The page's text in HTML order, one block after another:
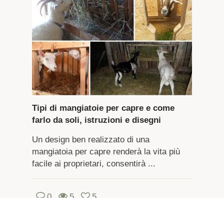
Tipi di mangiatoie per capre e come
farlo da soli, istruzioni e disegni
Un design ben realizzato di una
mangiatoia per capre renderà la vita più
facile ai proprietari, consentirà ...